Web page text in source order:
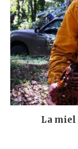
La miel